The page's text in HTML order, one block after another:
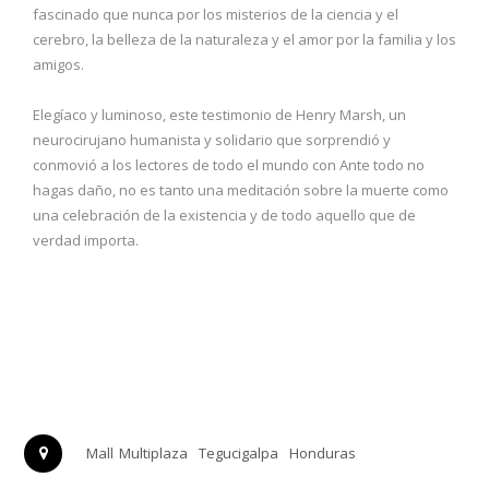
fascinado que nunca por los misterios de la ciencia y el
cerebro, la belleza de la naturaleza y el amor por la familia y los
amigos.
Elegíaco y luminoso, este testimonio de Henry Marsh, un
neurocirujano humanista y solidario que sorprendió y
conmovió a los lectores de todo el mundo con Ante todo no
hagas daño, no es tanto una meditación sobre la muerte como
una celebración de la existencia y de todo aquello que de
verdad importa.
Mall Multiplaza Tegucigalpa Honduras